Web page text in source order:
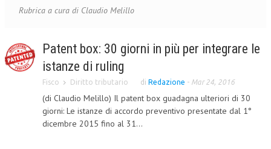
MISSION
CENTRO STUDI
ATTO COSTITUTIVO E STATUTO
ORGANIZZAZIONE
OBIETTIVI
Rubrica a cura di Claudio Melillo
Patent box: 30 giorni in più per integrare le
istanze di ruling
Fisco Diritto tributario di Redazione - Mar 24, 2016
(di Claudio Melillo) Il patent box guadagna ulteriori di 30
giorni: Le istanze di accordo preventivo presentate dal 1°
dicembre 2015 fino al 31...